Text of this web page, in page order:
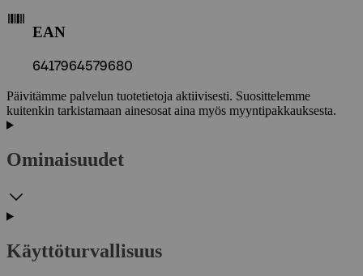
EAN
6417964579680
Päivitämme palvelun tuotetietoja aktiivisesti. Suosittelemme
kuitenkin tarkistamaan ainesosat aina myös myyntipakkauksesta.
Ominaisuudet
Käyttöturvallisuus